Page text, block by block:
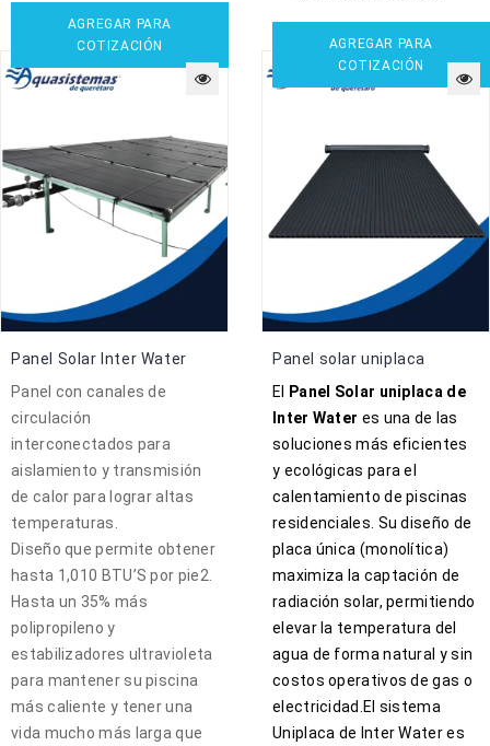
AGREGAR PARA
COTIZACIÓN
AGREGAR PARA
COTIZACIÓN
Panel Solar Inter Water
Panel con canales de
circulación
interconectados para
aislamiento y transmisión
de calor para lograr altas
temperaturas.
Diseño que permite obtener
hasta 1,010 BTU’S por pie2.
Hasta un 35% más
polipropileno y
estabilizadores ultravioleta
para mantener su piscina
más caliente y tener una
vida mucho más larga que
Panel solar uniplaca
El
Panel Solar uniplaca de
Inter Water es una de las
soluciones más eficientes
y ecológicas para el
calentamiento de piscinas
residenciales. Su diseño de
placa única (monolítica)
maximiza la captación de
radiación solar, permitiendo
elevar la temperatura del
agua de forma natural y sin
costos operativos de gas o
electricidad.El sistema
Uniplaca de Inter Water es